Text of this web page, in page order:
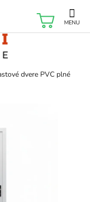
dvere PVC plné